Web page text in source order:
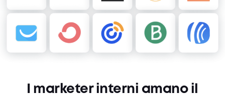
I marketer interni amano il